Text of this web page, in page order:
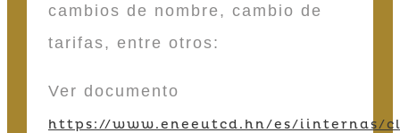
cambios de nombre, cambio de
tarifas, entre otros:
Ver documento
https://www.eneeutcd.hn/es/iinternas/